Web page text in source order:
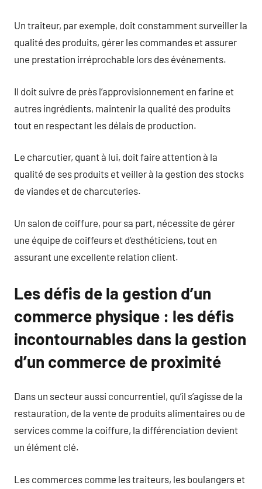
Un traiteur, par exemple, doit constamment surveiller la
qualité des produits, gérer les commandes et assurer
une prestation irréprochable lors des événements.
Il doit suivre de près l’approvisionnement en farine et
autres ingrédients, maintenir la qualité des produits
tout en respectant les délais de production.
Le charcutier, quant à lui, doit faire attention à la
qualité de ses produits et veiller à la gestion des stocks
de viandes et de charcuteries.
Un salon de coiffure, pour sa part, nécessite de gérer
une équipe de coiffeurs et d’esthéticiens, tout en
assurant une excellente relation client.
Les défis de la gestion d’un
commerce physique : les défis
incontournables dans la gestion
d’un commerce de proximité
Dans un secteur aussi concurrentiel, qu’il s’agisse de la
restauration, de la vente de produits alimentaires ou de
services comme la coiffure, la différenciation devient
un élément clé.
Les commerces comme les traiteurs, les boulangers et